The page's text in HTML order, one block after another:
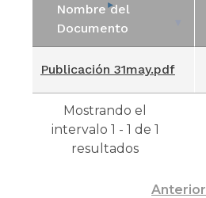
Nombre del
Documento
Documento
Publicación 31may.pdf
Mostrando el
intervalo 1 - 1 de 1
resultados
Anterior